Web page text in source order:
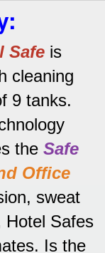
Safe is
cleaning
9 tanks.
the Safe
Office
sweat
Hotel Safes
Is the